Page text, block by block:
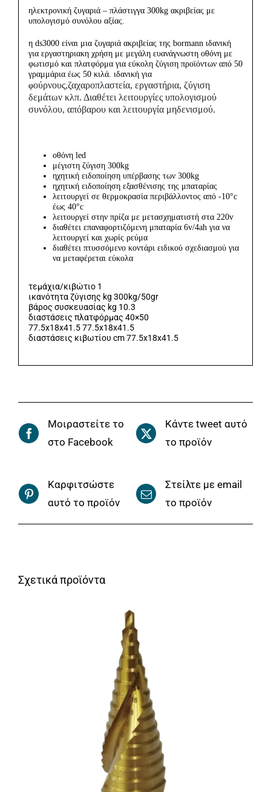
ηλεκτρονική ζυγαριά – πλάστιγγα 300kg ακριβείας με
υπολογισμό συνόλου αξίας.
η ds3000 είναι μια ζυγαριά ακριβείας της bormann ιδανική
για εργαστηριακη χρήση με μεγάλη ευανάγνωστη οθόνη με
φωτισμό και πλατφόρμα για εύκολη ζύγιση προϊόντων από 50
γραμμάρια έως 50 κιλά. ιδανική για
φούρνους,ζαχαροπλαστεία, εργαστήρια, ζύγιση
δεμάτων κλπ. Διαθέτει λειτουργίες υπολογισμού
συνόλου, απόβαρου και λειτουργία μηδενισμού.
οθόνη led
μέγιστη ζύγιση 300kg
ηχητική ειδοποίηση υπέρβασης των 300kg
ηχητική ειδοποίηση εξασθένισης της μπαταρίας
λειτουργεί σε θερμοκρασία περιβάλλοντος από -10°c
έως 40°c
λειτουργεί στην πρίζα με μετασχηματιστή στα 220v
διαθέτει επαναφορτιζόμενη μπαταρία 6v/4ah για να
λειτουργεί και χωρίς ρεύμα
διαθέτει πτυσσόμενο κοντάρι ειδικού σχεδιασμού για
να μεταφέρεται εύκολα
τεμάχια/κιβώτιο 1
ικανότητα ζύγισης kg 300kg/50gr
βάρος συσκευασίας kg 10.3
διαστάσεις πλατφόρμας 40×50
77.5x18x41.5 77.5x18x41.5
διαστάσεις κιβωτίου cm 77.5x18x41.5
Μοιραστείτε το
στο Facebook
Κάντε tweet αυτό
το προϊόν
Καρφιτσώστε
αυτό το προϊόν
Στείλτε με email
το προϊόν
Σχετικά προϊόντα